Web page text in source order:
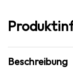
Beschreibung